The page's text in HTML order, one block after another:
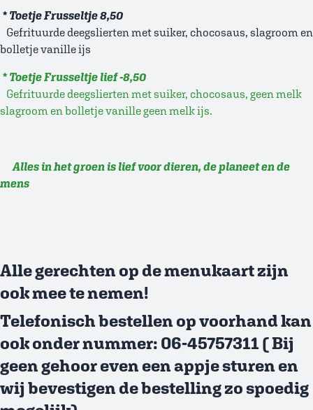
* Toetje Frusseltje 8,50
Gefrituurde deegslierten met suiker, chocosaus, slagroom en
bolletje vanille ijs
* Toetje Frusseltje lief-8,50
Gefrituurde deegslierten met suiker, chocosaus, geen melk
slagroom en bolletje vanille geen melk ijs.
Alles in het groen is lief voor dieren, de planeet en de
mens
Alle gerechten op de menukaart zijn
ook mee te nemen!
Telefonisch bestellen op voorhand kan
ook onder nummer: 06-45757311 ( Bij
geen gehoor even een appje sturen en
wij bevestigen de bestelling zo spoedig